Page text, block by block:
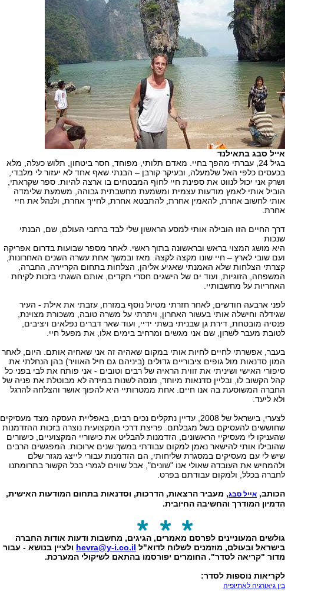
אייל סבג בתאילנד
בגיל 24, עברתי מהפך בחיי. מאדם תלותי, מפוחד, חסר ביטחון, תלוש כעלה, מלא
בכעסים כלפי האל שלמעלה, ובעיקר קורבן – הבנתי שאף אחד לא יעזור לי מלבדי,
ושרק אני יכול לנווט את ספינת חיי לחוף המבטחים בו ארצה להיות. ספר שקראתי,
הוביל אותי לאמץ מודעות עצמית ומשמעת מחשבתית גבוהה, משמעת שלימדה
אותי לחשוב אחרת, להאמין אחרת, להתבטא אחרת, לחייך אחרת, ולנהל את חיי
אחרת.
דרך החיים הזו הובילה אותי למסע הראשון שלי לבד ברחבי העולם, שם, הבנתי
שנכות
היא מושג המצוי בראש ובראשונה בתוך ראשי. לאחר מספר שבועות בדרום אפריקה
ועם שובי לארץ – חיי שונו מקצה לקצה. מאז ובמשך אחת עשרה השנים האחרונות,
קצרתי הצלחות שלא האמנתי שאגיע אליהן, הצלחות בתחום הקריירה, החברה,
המשפחה, הזוגיות, ועוד ים של הישגים חסרי תקדים, אותם השגתי בזכות לקיחת
האחריות על מחשבותיי.
לפני ארבעה חודשים, לאחר חזרתי מטיול נוסף במזרח, עזבתי את אילת - העיר
שגידלה וחישלה אותי בעשור האחרון, ויתרתי על משרה טובה, משכורת מצוינת,
פנסיה מובטחת, דירת גן שבניתי בשתי ידיי, ועוד שאר דברים נפלאים ויציבים,
לטובת מעבר לשרון, שם אני מגשים ומרחיב בימים אלו, את מפעל חיי.
בעבר, אפשרתי לחיים לחיות אותי במקום שאהיה זה אני שאחיה אותם. היום, לאחר
המון סדנאות מול גופים ציבוריים גדולים (ביניהם גם חיל האוויר) בהן הנחלתי את
סיפורי האישי ושיניתי את זווית הראיה של רבים וטובים - אני פותח את לבי בפני כל
קהל הקשוב לו, ובליין סדנאות מיוחד, מנסה לשנות במידה לא מבוטלת את פניה של
החברה המשוסעת בה אנו חיים. אחת ממטרותיי היא להפוך אושר והצלחה להרגל
ולא ליעד.
לצערי, בישראל של 2008, עדיין נתקלים נכים רבים, באפליית העסקה מצד מעסיקים
שחוששים להעסיקם בשל מגבלתם. פריצת דרכי המקצועית נוצרה בזכות ההזדמנות
שהעניקו לי מעסיקיי הראשונים, הזדמנות להבליט את כישוריי המקצועיים, כישורים
שהובילו אותי להישאר נאמן למקום עבודתי במשך שנים ארוכות. המפגשים הרבים
שיש לי עם מעסיקים במסגרת שליחותי, הם הזדמנות עבורי לייצג מגזר שלם
ולהמחיש את העובדה שאולי אנו "שונים", אבל שווים לגמרי בכל הקשור בתרומתנו
לחברה בכלל, ולמקום עבודתם בפרט.
הכותב, אייל סבג, מעביר הרצאות, הדרכות, וסדנאות בתחום המודעות האישית,
הדמיון המודרך והחשיבה החיובית.
גולשים המעוניינים לפרסם מאמרים, הגיגים, מחשבות ודעות אודות החברה
בישראל ובעולם, מוזמנים לשלוח לדוא"ל hevra@y-i.co.il ולציין בנושא - עבור
מדור "קריאה לסדר". החומרים יפורסמו בהתאם לשיקולי המערכת.
לקריאות נוספות לסדר:
בין גיאורגיה לאתיופיה